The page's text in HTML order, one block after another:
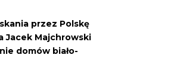
przez Polskę
Jacek Majchrowski
domów biało-